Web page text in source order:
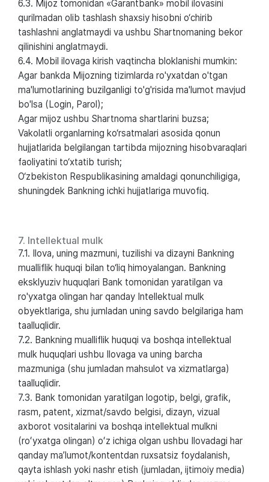
6.3. Mijoz tomonidan «Garantbank» mobil ilovasini
qurilmadan olib tashlash shaxsiy hisobni o‘chirib
tashlashni anglatmaydi va ushbu Shartnomaning bekor
qilinishini anglatmaydi.
6.4. Mobil ilovaga kirish vaqtincha bloklanishi mumkin:
Agar bankda Mijozning tizimlarda ro'yxatdan o'tgan
ma'lumotlarining buzilganligi to'g'risida ma'lumot mavjud
bo'lsa (Login, Parol);
Agar mijoz ushbu Shartnoma shartlarini buzsa;
Vakolatli organlarning ko‘rsatmalari asosida qonun
hujjatlarida belgilangan tartibda mijozning hisobvaraqlari
faoliyatini to‘xtatib turish;
O‘zbekiston Respublikasining amaldagi qonunchiligiga,
shuningdek Bankning ichki hujjatlariga muvofiq.
7. Intellektual mulk
7.1. Ilova, uning mazmuni, tuzilishi va dizayni Bankning
mualliflik huquqi bilan to‘liq himoyalangan. Bankning
eksklyuziv huquqlari Bank tomonidan yaratilgan va
ro'yxatga olingan har qanday Intellektual mulk
obyektlariga, shu jumladan uning savdo belgilariga ham
taalluqlidir.
7.2. Bankning mualliflik huquqi va boshqa intellektual
mulk huquqlari ushbu Ilovaga va uning barcha
mazmuniga (shu jumladan mahsulot va xizmatlarga)
taalluqlidir.
7.3. Bank tomonidan yaratilgan logotip, belgi, grafik,
rasm, patent, xizmat/savdo belgisi, dizayn, vizual
axborot vositalarini va boshqa intellektual mulkni
(roʻyxatga olingan) oʻz ichiga olgan ushbu Ilovadagi har
qanday maʼlumot/kontentdan ruxsatsiz foydalanish,
qayta ishlash yoki nashr etish (jumladan, ijtimoiy media)